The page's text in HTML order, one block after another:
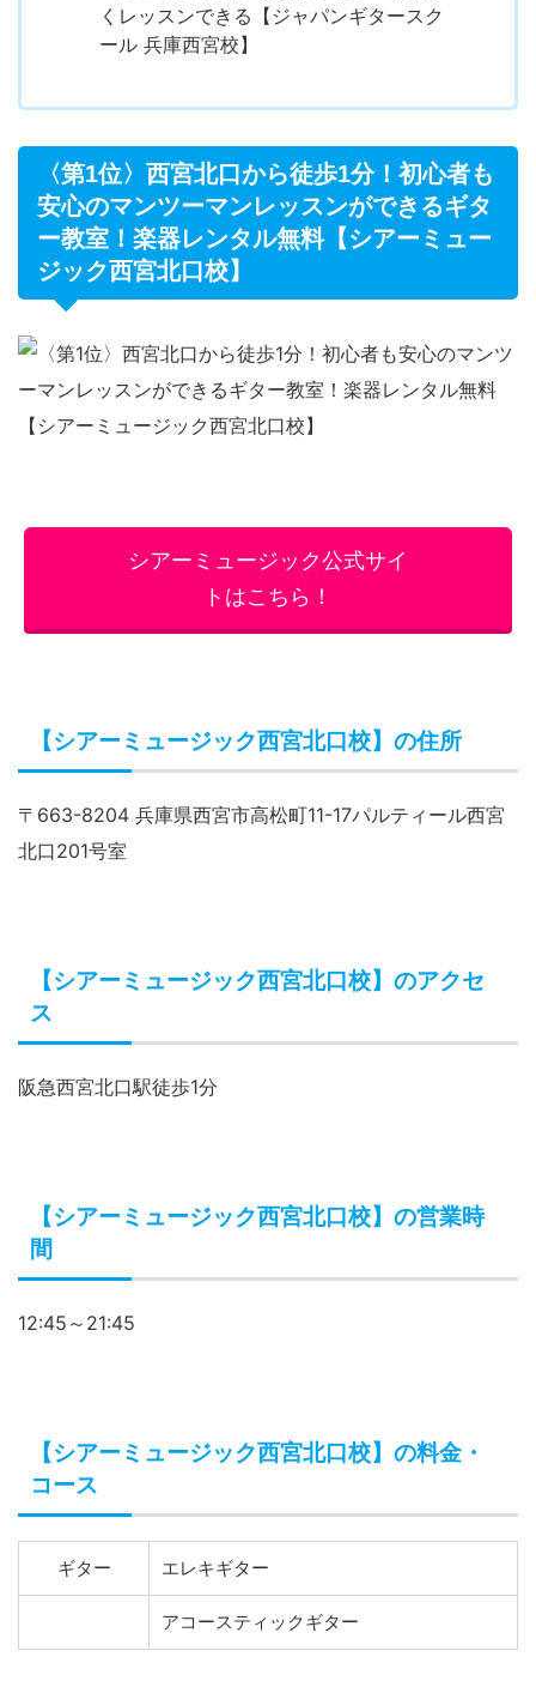
くレッスンできる【ジャパンギタースク
ール 兵庫西宮校】
〈第1位〉西宮北口から徒歩1分！初心者も
安心のマンツーマンレッスンができるギタ
ー教室！楽器レンタル無料【シアーミュー
ジック西宮北口校】
シアーミュージック公式サイ
トはこちら！
【シアーミュージック西宮北口校】の住所
〒663-8204 兵庫県西宮市高松町11-17パルティール西宮
北口201号室
【シアーミュージック西宮北口校】のアクセ
ス
阪急西宮北口駅徒歩1分
【シアーミュージック西宮北口校】の営業時
間
12:45～21:45
【シアーミュージック西宮北口校】の料金・
コース
ギター エレキギター
アコースティックギター